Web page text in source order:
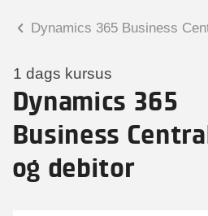
Dynamics 365 Business
1 dags kursus
Dynamics 365
Business
og debitor
Charlotte Heimann